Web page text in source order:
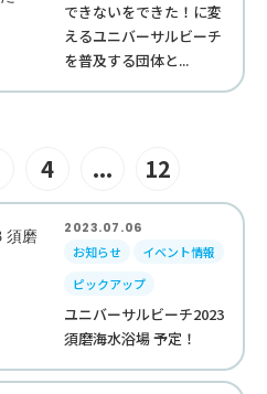
できないをできた！に変
えるユニバーサルビーチ
を普及する団体と...
4 ... 12
2023.07.06
お知らせ
イベント情報
ピックアップ
ユニバーサルビーチ2023
須磨海水浴場 予定！